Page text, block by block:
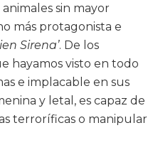
sin mayor
más protagonista e
Sirena’. De los
hayamos visto en todo
e implacable en sus
y letal, es capaz de
terroríficas o manipular